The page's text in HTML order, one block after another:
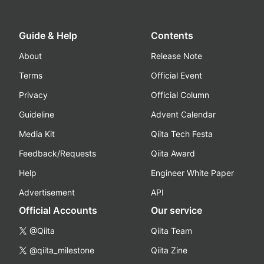
Guide & Help
About
Terms
Privacy
Guideline
Media Kit
Feedback/Requests
Help
Advertisement
Contents
Release Note
Official Event
Official Column
Advent Calendar
Qiita Tech Festa
Qiita Award
Engineer White Paper
API
Official Accounts
@Qiita
@qiita_milestone
Our service
Qiita Team
Qiita Zine